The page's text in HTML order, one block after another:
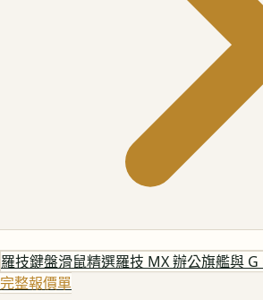
羅技鍵盤滑鼠精選羅技 MX 辦公旗艦與 G
完整報價單